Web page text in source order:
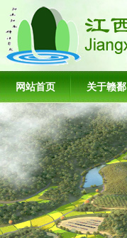
网站首页 关于赣鄱